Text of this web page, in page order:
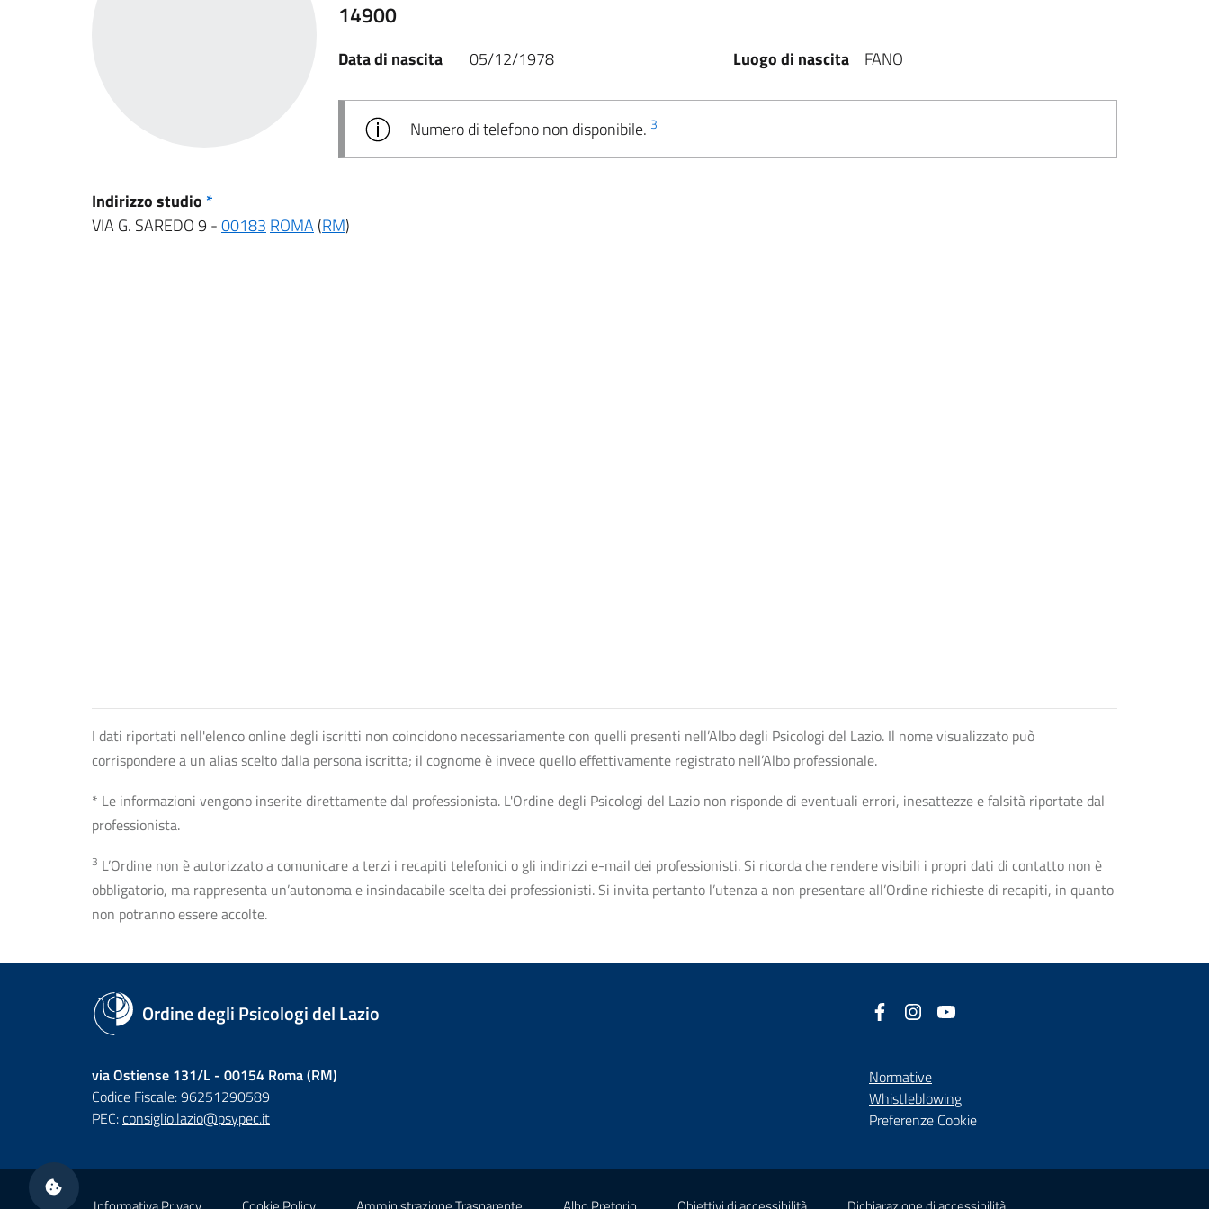
14900
Data di nascita 05/12/1978 Luogo di nascita FANO
Numero di telefono non disponibile. 3
Indirizzo studio *
VIA G. SAREDO 9 -00183 ROMA(RM)
I dati riportati nell'elenco online degli iscritti non coincidono necessariamente con quelli presenti nell’Albo degli Psicologi del Lazio. Il nome visualizzato può
corrispondere a un alias scelto dalla persona iscritta; il cognome è invece quello effettivamente registrato nell’Albo professionale.
* Le informazioni vengono inserite direttamente dal professionista. L'Ordine degli Psicologi del Lazio non risponde di eventuali errori, inesattezze e falsità riportate dal
professionista.
3 L’Ordine non è autorizzato a comunicare a terzi i recapiti telefonici o gli indirizzi e-mail dei professionisti. Si ricorda che rendere visibili i propri dati di contatto non è
obbligatorio, ma rappresenta un’autonoma e insindacabile scelta dei professionisti. Si invita pertanto l’utenza a non presentare all’Ordine richieste di recapiti, in quanto
non potranno essere accolte.
Ordine degli Psicologi del Lazio
via Ostiense 131/L - 00154 Roma (RM)
Codice Fiscale: 96251290589
PEC:consiglio.lazio@psypec.it
Facebook
(nuova scheda - new tab)
Instagram
(nuova scheda - new tab)
Normative
Whistleblowing(nuova scheda - new tab)
Preferenze Cookie
Sezione Link Utili (nuova scheda - new tab)(nuova scheda - new tab) (nuova scheda - new tab) (nuova scheda - new tab)